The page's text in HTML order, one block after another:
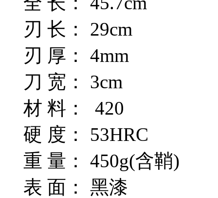
刃 长： 29cm
刃 厚： 4mm
刀 宽： 3cm
材 料： 420
硬 度： 53HRC
重 量： 450g(含鞘)
表 面： 黑漆